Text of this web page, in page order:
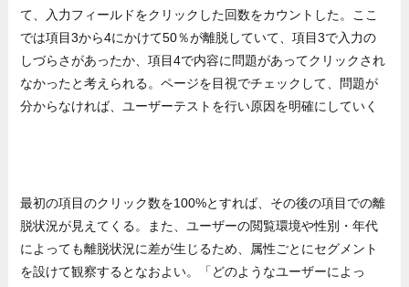
て、入力フィールドをクリックした回数をカウントした。ここ
では項目3から4にかけて50％が離脱していて、項目3で入力の
しづらさがあったか、項目4で内容に問題があってクリックされ
なかったと考えられる。ページを目視でチェックして、問題が
分からなければ、ユーザーテストを行い原因を明確にしていく
最初の項目のクリック数を100%とすれば、その後の項目での離
脱状況が見えてくる。また、ユーザーの閲覧環境や性別・年代
によっても離脱状況に差が生じるため、属性ごとにセグメント
を設けて観察するとなおよい。「どのようなユーザーによっ